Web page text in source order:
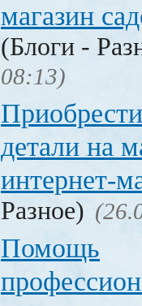
магазин
(Блоги -
08:13)
детали на
интернет-
Разное)
Помощь